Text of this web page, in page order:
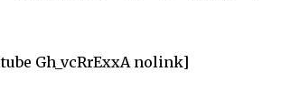
Gh_vcRrExxA nolink]